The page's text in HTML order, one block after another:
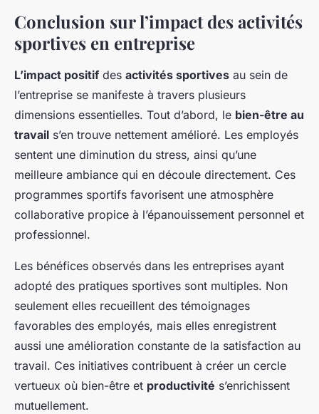
Conclusion sur l’impact des activités
sportives en entreprise
L’impact positif des activités sportives au sein de
l’entreprise se manifeste à travers plusieurs
dimensions essentielles. Tout d’abord, le bien-être au
travail s’en trouve nettement amélioré. Les employés
sentent une diminution du stress, ainsi qu’une
meilleure ambiance qui en découle directement. Ces
programmes sportifs favorisent une atmosphère
collaborative propice à l’épanouissement personnel et
professionnel.
Les bénéfices observés dans les entreprises ayant
adopté des pratiques sportives sont multiples. Non
seulement elles recueillent des témoignages
favorables des employés, mais elles enregistrent
aussi une amélioration constante de la satisfaction au
travail. Ces initiatives contribuent à créer un cercle
vertueux où bien-être et productivité s’enrichissent
mutuellement.